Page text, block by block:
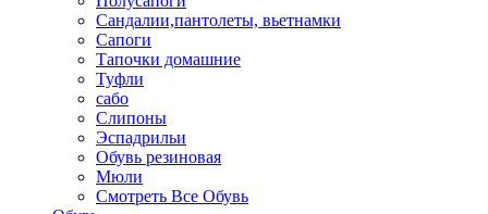
Сандалии,пантолеты, вьетнамки
Сапоги
Тапочки домашние
Туфли
сабо
Слипоны
Эспадрильи
Обувь резиновая
Мюли
Смотреть Все Обувь